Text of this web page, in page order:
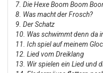
7. ⁠Die Hexe Boom Boom
8. ⁠Was macht der Frosch?
9. ⁠Der Schatz
10. Was schwimmt denn da
11. ⁠Ich spiel auf meinem
12. ⁠Lied vom Dreiklang
13. ⁠Wir spielen ein Lied und